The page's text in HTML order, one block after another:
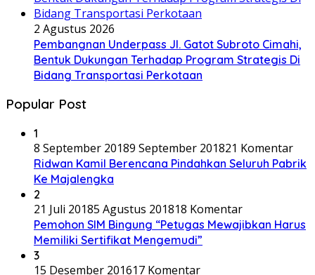
2 Agustus 2026
Pembangnan Underpass Jl. Gatot Subroto Cimahi,
Bentuk Dukungan Terhadap Program Strategis Di
Bidang Transportasi Perkotaan
Popular Post
1
8 September 20189 September 201821 Komentar
Ridwan Kamil Berencana Pindahkan Seluruh Pabrik
Ke Majalengka
2
21 Juli 20185 Agustus 201818 Komentar
Pemohon SIM Bingung “Petugas Mewajibkan Harus
Memiliki Sertifikat Mengemudi”
3
15 Desember 201617 Komentar